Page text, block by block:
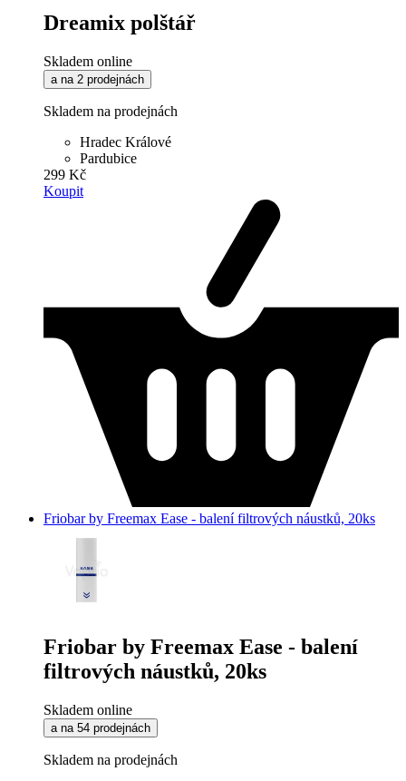
Dreamix polštář
Skladem online
a na 2 prodejnách
Skladem na prodejnách
Hradec Králové
Pardubice
299 Kč
Koupit
Friobar by Freemax Ease - balení filtrových náustků, 20ks
Friobar by Freemax Ease - balení
filtrových náustků, 20ks
Skladem online
a na 54 prodejnách
Skladem na prodejnách